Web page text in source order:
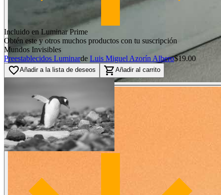
Incluido en Luminar Prime
Obtén este y otros muchos productos con tu suscripción
Mundos Invisibles
Preestablecidos Luminarde Luis Miguel Azorín Albero$19.00
favorite_borderAñadir a la lista de deseos shopping_cart Añadir al carrito